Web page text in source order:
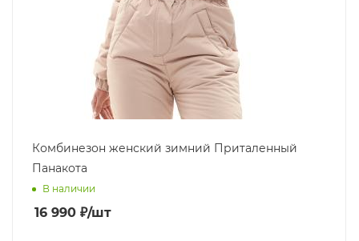
Комбинезон женский зимний Приталенный
Панакота
В наличии
16 990 ₽/шт